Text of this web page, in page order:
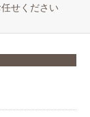
せください